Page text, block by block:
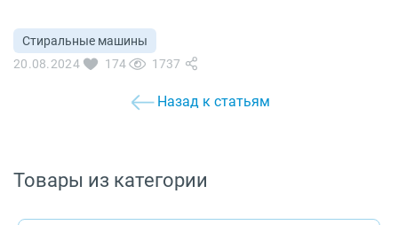
Стиральные машины
20.08.2024
174 1737
Назад к статьям
Товары из категории